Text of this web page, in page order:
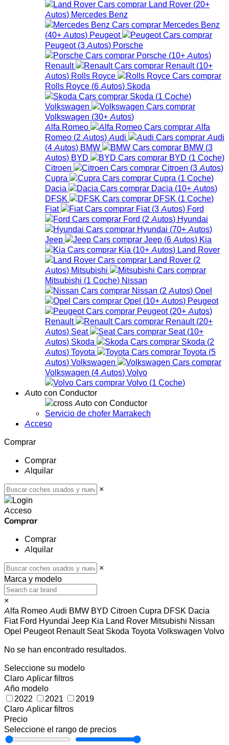
Land Rover (20+
Autos) Mercedes Benz
Mercedes Benz
(40+ Autos) Peugeot
Peugeot (3 Autos) Porsche
Porsche (10+ Autos)
Renault
Renault (10+
Autos) Rolls Royce
Rolls Royce (6 Autos) Skoda
Skoda (1 Coche)
Volkswagen
Volkswagen (30+ Autos)
Alfa Romeo
Alfa
Romeo (2 Autos) Audi
Audi
(4 Autos) BMW BMW (3
Autos) BYD BYD (1 Coche)
Citroen
Citroen (3 Autos)
Cupra
Cupra (1 Coche)
Dacia
Dacia (10+ Autos)
DFSK
DFSK (1 Coche)
Fiat
Fiat (3 Autos) Ford
Ford (2 Autos) Hyundai
Hyundai (70+ Autos)
Jeep
Jeep (6 Autos) Kia
Kia (10+ Autos) Land Rover
Land Rover (2
Autos) Mitsubishi
Mitsubishi (1 Coche) Nissan
Nissan (2 Autos) Opel
Opel (10+ Autos) Peugeot
Peugeot (20+ Autos)
Renault
Renault (20+
Autos) Seat Seat (10+
Autos) Skoda Skoda (2
Autos) Toyota Toyota (5
Autos) Volkswagen
Volkswagen (4 Autos) Volvo
Volvo (1 Coche)
Auto con Conductor
Auto con Conductor
Servicio de chofer Marrakech
Acceso
Comprar
Comprar
Alquilar
×
Acceso
Comprar
Comprar
Alquilar
×
Marca y modelo
×
Alfa Romeo Audi BMW BYD Citroen Cupra DFSK Dacia
Fiat Ford Hyundai Jeep Kia Land Rover Mitsubishi Nissan
Opel Peugeot Renault Seat Skoda Toyota Volkswagen Volvo
No se han encontrado resultados.
Seleccione su modelo
Claro Aplicar filtros
Año modelo
2022
2021
2019
Claro Aplicar filtros
Precio
Seleccione el rango de precios